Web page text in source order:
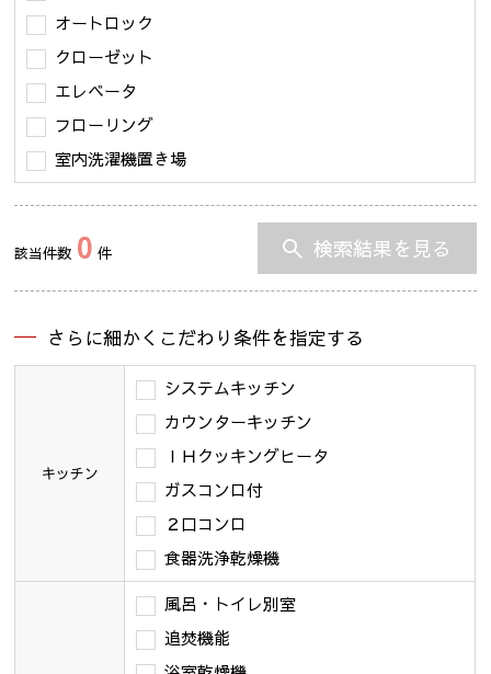
オートロック
クローゼット
エレベータ
フローリング
室内洗濯機置き場
該当件数 0 件 検索結果を見る
さらに細かくこだわり条件を指定する
キッチン
システムキッチン
カウンターキッチン
ＩＨクッキングヒータ
ガスコンロ付
２口コンロ
食器洗浄乾燥機
風呂・トイレ別室
追焚機能